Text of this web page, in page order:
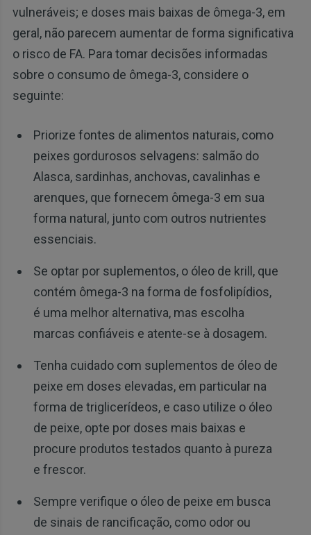
vulneráveis; e doses mais baixas de ômega-3, em
geral, não parecem aumentar de forma significativa
o risco de FA. Para tomar decisões informadas
sobre o consumo de ômega-3, considere o
seguinte:
Priorize fontes de alimentos naturais, como
peixes gordurosos selvagens: salmão do
Alasca, sardinhas, anchovas, cavalinhas e
arenques, que fornecem ômega-3 em sua
forma natural, junto com outros nutrientes
essenciais.
Se optar por suplementos, o óleo de krill, que
contém ômega-3 na forma de fosfolipídios,
é uma melhor alternativa, mas escolha
marcas confiáveis e atente-se à dosagem.
Tenha cuidado com suplementos de óleo de
peixe em doses elevadas, em particular na
forma de triglicerídeos, e caso utilize o óleo
de peixe, opte por doses mais baixas e
procure produtos testados quanto à pureza
e frescor.
Sempre verifique o óleo de peixe em busca
de sinais de rancificação, como odor ou